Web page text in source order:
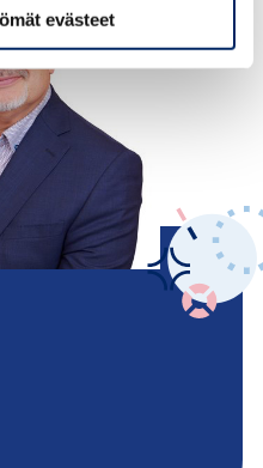
evästeet